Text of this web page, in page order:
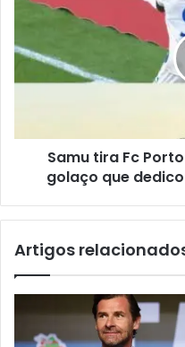
Samu tira Fc
golaço que
Artigos